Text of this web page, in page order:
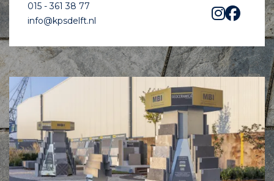
015 - 361 38 77
info@kpsdelft.nl